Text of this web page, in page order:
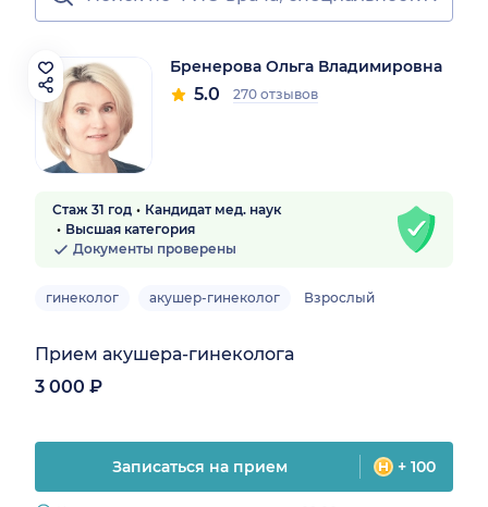
Бренерова Ольга Владимировна
5.0 270 отзывов
Стаж 31 год
Кандидат мед. наук
Высшая категория
Документы проверены
гинеколог акушер-гинеколог Взрослый
Прием акушера-гинеколога
3 000 ₽
Записаться на прием + 100